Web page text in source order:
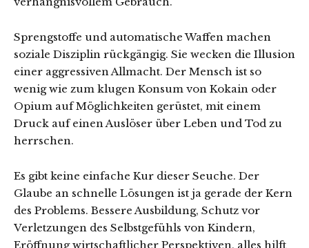
Sprengstoffe und automatische Waffen machen
soziale Disziplin rückgängig. Sie wecken die Illusion
einer aggressiven Allmacht. Der Mensch ist so
wenig wie zum klugen Konsum von Kokain oder
Opium auf Möglichkeiten gerüstet, mit einem
Druck auf einen Auslöser über Leben und Tod zu
herrschen.
Es gibt keine einfache Kur dieser Seuche. Der
Glaube an schnelle Lösungen ist ja gerade der Kern
des Problems. Bessere Ausbildung, Schutz vor
Verletzungen des Selbstgefühls von Kindern,
Eröffnung wirtschaftlicher Perspektiven, alles hilft